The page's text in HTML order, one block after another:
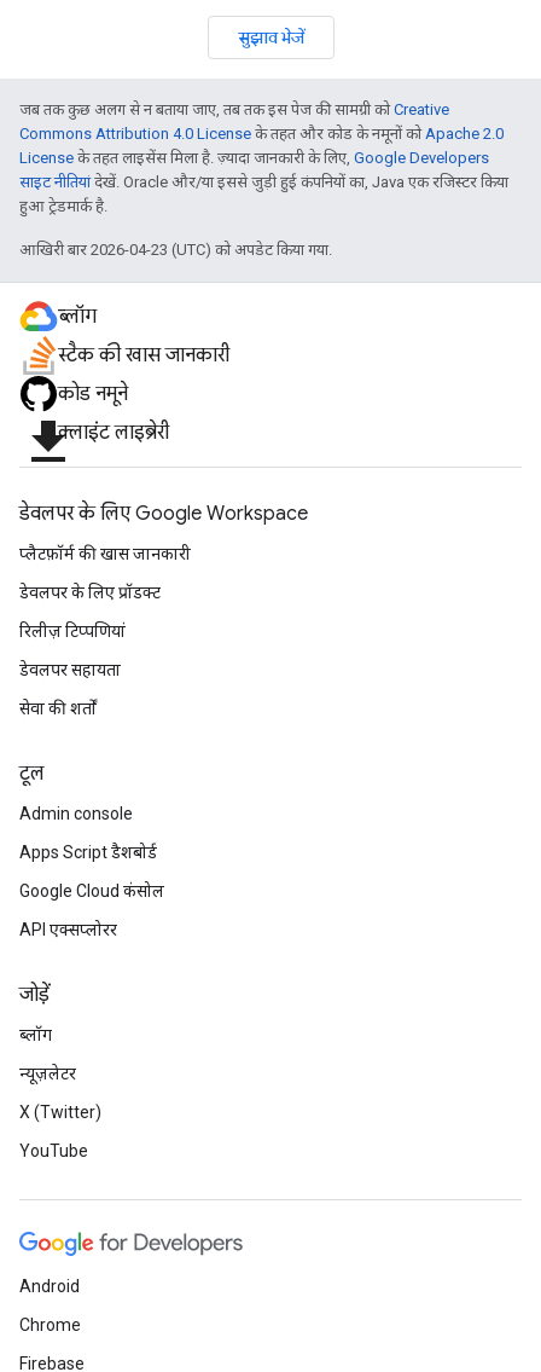
सुझाव भेजें
जब तक कुछ अलग से न बताया जाए, तब तक इस पेज की सामग्री कोCreative
Commons Attribution 4.0 License के तहत और कोड के नमूनों कोApache 2.0
License के तहत लाइसेंस मिला है. ज़्यादा जानकारी के लिए, Google Developers
साइट नीतियांदेखें. Oracle और/या इससे जुड़ी हुई कंपनियों का, Java एक रजिस्टर किया
हुआ ट्रेडमार्क है.
आखिरी बार 2026-04-23 (UTC) को अपडेट किया गया.
ब्लॉग
स्टैक की खास जानकारी
कोड नमूने
file_downloadक्लाइंट लाइब्रेरी
डेवलपर के लिए Google Workspace
प्लैटफ़ॉर्म की खास जानकारी
डेवलपर के लिए प्रॉडक्ट
रिलीज़ टिप्पणियां
डेवलपर सहायता
सेवा की शर्तों
टूल
Admin console
Apps Script डैशबोर्ड
Google Cloud कंसोल
API एक्सप्लोरर
जोड़ें
ब्लॉग
न्यूज़लेटर
X (Twitter)
YouTube
Android
Chrome
Firebase